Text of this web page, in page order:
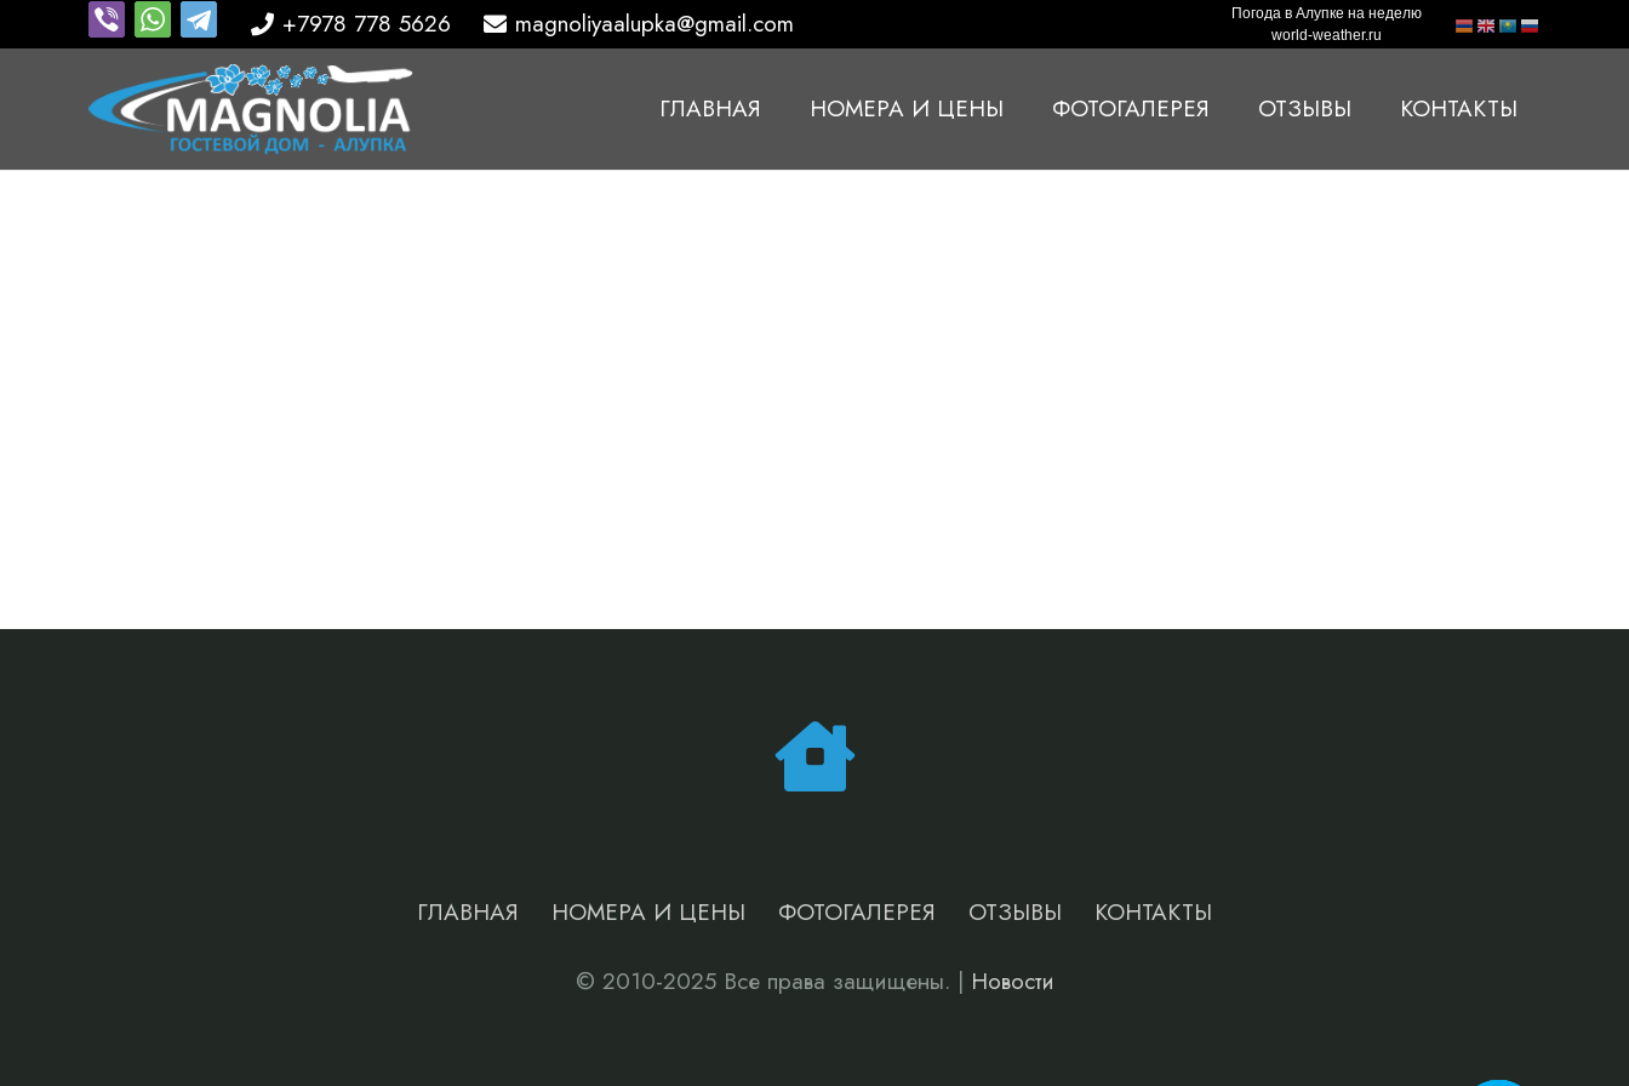
+7978 778 5626 magnoliyaalupka@gmail.com
Погода в Алупке на неделю
world-weather.ru
ГЛАВНАЯ НОМЕРА И ЦЕНЫ ФОТОГАЛЕРЕЯ ОТЗЫВЫ КОНТАКТЫ
ГЛАВНАЯ НОМЕРА И ЦЕНЫ ФОТОГАЛЕРЕЯ ОТЗЫВЫ КОНТАКТЫ
© 2010-2025 Все права защищены. | Новости